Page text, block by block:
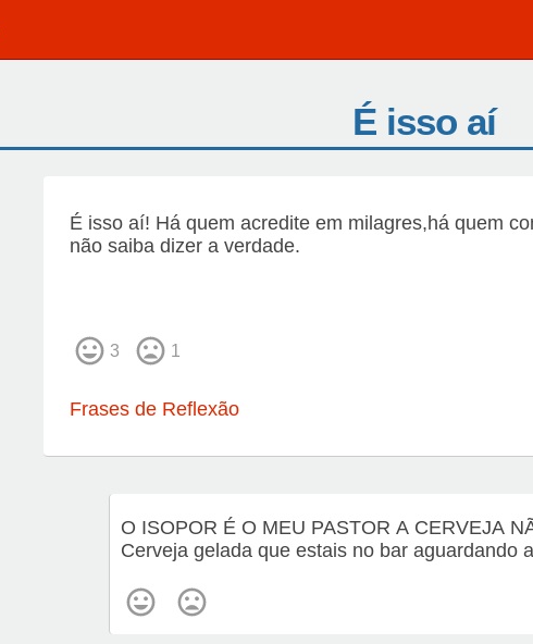
É isso aí
É isso aí! Há quem acredite em milagres,há quem
não saiba dizer a verdade.
3 1
Frases de Reflexão
O ISOPOR É O MEU PASTOR A CERVEJA
Cerveja gelada que estais no bar aguardando